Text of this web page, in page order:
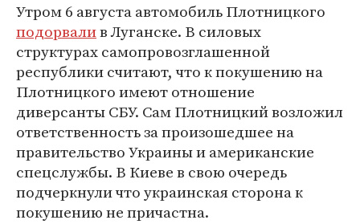
Утром 6 августа автомобиль Плотницкого
подорвалив Луганске. В силовых
структурах самопровозглашенной
республики считают, что к покушению на
Плотницкого имеют отношение
диверсанты СБУ. Сам Плотницкий возложил
ответственность за произошедшее на
правительство Украины и американские
спецслужбы. В Киеве в свою очередь
подчеркнули что украинская сторона к
покушению не причастна.